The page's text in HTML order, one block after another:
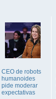
CEO de robots
humanoides
pide moderar
expectativas